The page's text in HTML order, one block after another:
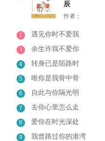
辰
作者：
2 遇见你时不爱我
3 余生许我不爱你
4 转身已是陌路时
5 唯你是我骨中骨
6 自此与你隔光明
7 去你心里怎么走
8 爱你在时光深处
9 我曾路过你的港湾